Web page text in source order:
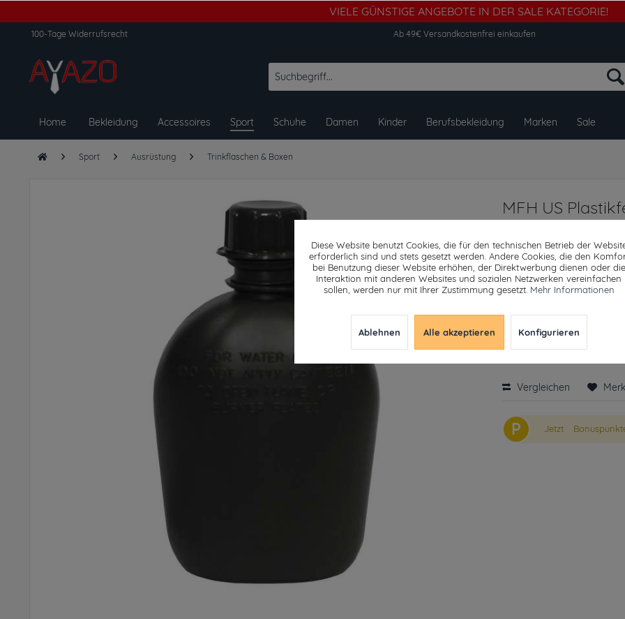
VIELE GÜNSTIGE ANGEBOTE IN DER SALE KATEGORIE!
100-Tage Widerrufsrecht Ab 49€ Versandkostenfrei einkaufen
Home Bekleidung Accessoires Sport Schuhe Damen Kinder Berufsbekleidung Marken Sale
Sport Ausrüstung Trinkflaschen & Boxen
MFH US
Dieser Artikel
inkl. MwSt. ab 49€
Vergleichen
P Jetzt
Diese Website benutzt Cookies, die für den technischen Betrieb der
erforderlich sind und stets gesetzt werden. Andere Cookies, die den
bei Benutzung dieser Website erhöhen, der Direktwerbung dienen oder die
Interaktion mit anderen Websites und sozialen Netzwerken vereinfachen
sollen, werden nur mit Ihrer Zustimmung gesetzt. Mehr Informationen
Ablehnen Alle akzeptieren Konfigurieren